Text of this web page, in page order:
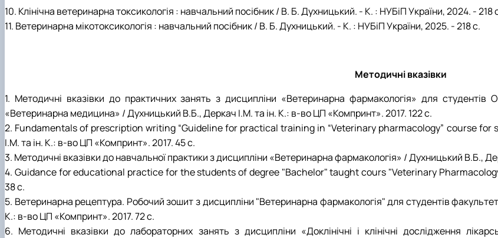
10. Клінічна ветеринарна токсикологія : навчальний посібник / В. Б. Духницький. - К. : НУБіП України, 2024. - 218
11. Ветеринарна мікотоксикологія : навчальний посібник / В. Б. Духницький. - К. : НУБіП України, 2025. - 218 с.
Методичні вказівки
1. Методичні вказівки до практичних занять з дисципліни «Ветеринарна фармакологія» для
«Ветеринарна медицина» / Духницький В.Б., Деркач І.М. та ін. К.: в-во ЦП «Компринт». 2017. 122 с.
2. Fundamentals of prescription writing “Guideline for practical training in “Veterinary pharmacology” course
І.М. та ін. К.: в-во ЦП «Компринт». 2017. 45 с.
3. Методичні вказівки до навчальної практики з дисципліни «Ветеринарна фармакологія» / Духницький В.Б.,
4. Guidance for educational practice for the students of degree "Bachelor" taught cours "Veterinary
38 с.
5. Ветеринарна рецептура. Робочий зошит з дисципліни "Ветеринарна фармакологія" для студентів
К.: в-во ЦП «Компринт». 2017. 72 с.
6. Методичні вказівки до лабораторних занять з дисципліни «Доклінічні і клінічні дослідження